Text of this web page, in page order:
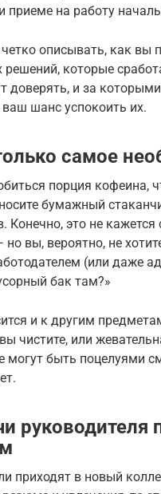
приеме на работу
описывать, как вы
которые
доверять, и за
шанс успокоить их.
самое
порция кофеина,
бумажный
Конечно, это не
но вы, вероятно, не
(или даже
бак там?»
и к другим
чистите, или
могут быть поцелуями
руководителя
приходят в новый